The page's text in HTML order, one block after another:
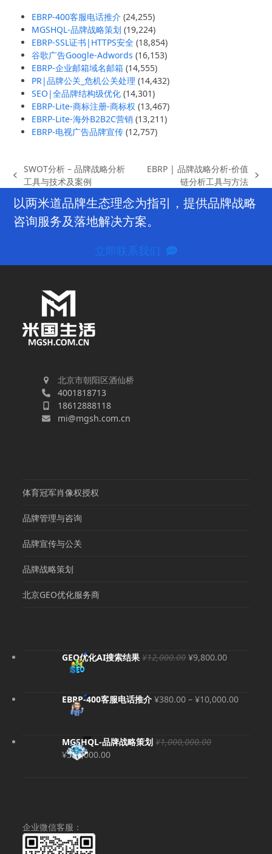
EBRP-400客服电话推介 (24,255)
MGSHQL-品牌战略策划 (19,224)
EBRP-SSL证书|HTTPS安全 (18,854)
谷歌广告Google-Adwords (16,153)
EBRP-企业邮箱域名邮箱 (14,555)
PR|品牌公关_危机公关处理 (14,432)
SEO|全品牌结构级优化 (14,301)
EBRP-Lite-商标注册-商标权 (13,467)
EBRP-Lite-海外B2B2C营销 (13,211)
EBRP-电视广告品牌宣传 (12,757)
previous
SWOT分析 – 品牌战略分析
工具与技术及案例
EBRP | 品牌战略分析-价值
链分析工具与方法
以两米道品牌生态理念为指引，提供品牌战略
咨询服务及落地解决方案。
立即联系我们
北京市朝阳区酒仙桥
4001818713
18612888118
mi@mgsh.com.cn
体育冠军肖像权授权
品牌管理与咨询
品牌宣传与公关
品牌战略策划
北京GEO优化服务商
GEO优化AI搜索结果 ¥12,000.00 原
¥12,000.00。
¥9,800.00当
格
EBRP-400客服电话推介 ¥380.00 – ¥10,000.00价
MGSHQL-品牌战略策划 ¥1,000,000.00
原
¥500,000.00当
企业微信客服：